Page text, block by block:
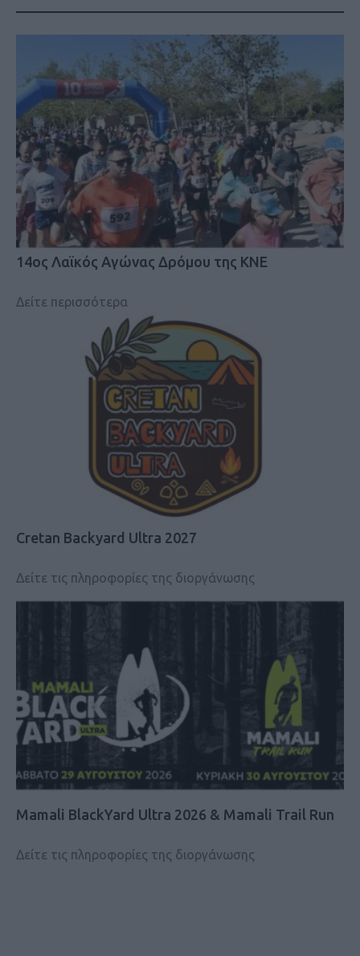
14ος Λαϊκός Αγώνας Δρόμου της ΚΝΕ
Δείτε περισσότερα
Cretan Backyard Ultra 2027
Δείτε τις πληροφορίες της διοργάνωσης
Mamali BlackYard Ultra 2026 & Mamali Trail Run
Δείτε τις πληροφορίες της διοργάνωσης